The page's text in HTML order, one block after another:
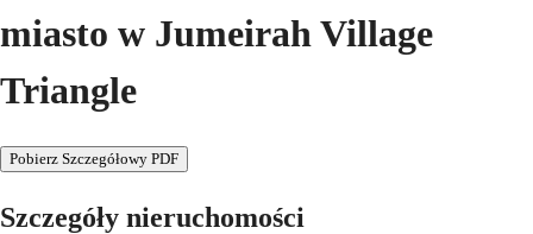
miasto w Jumeirah Village
Triangle
Pobierz Szczegółowy PDF
Szczegóły nieruchomości